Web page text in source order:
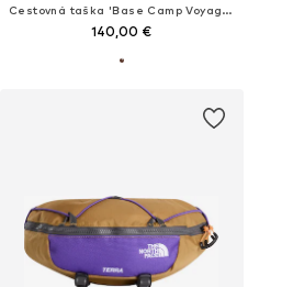
Cestovná taška 'Base Camp Voyager '
140,00 €